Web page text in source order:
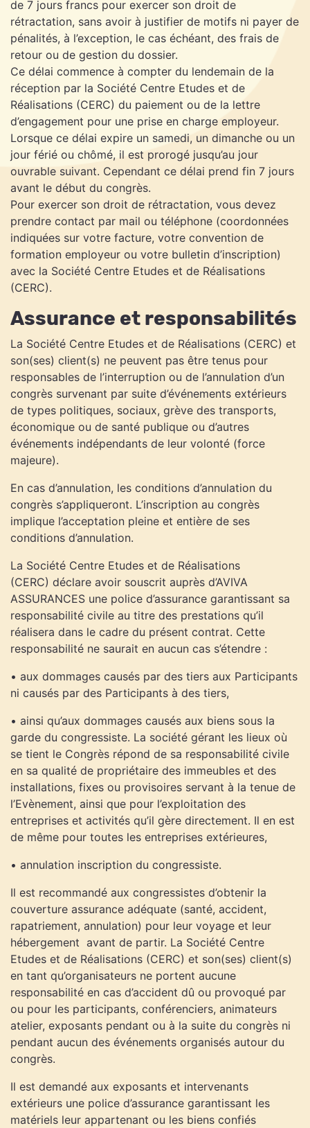
de 7 jours francs pour exercer son droit de
rétractation, sans avoir à justifier de motifs ni payer de
pénalités, à l’exception, le cas échéant, des frais de
retour ou de gestion du dossier.
Ce délai commence à compter du lendemain de la
réception par la Société Centre Etudes et de
Réalisations (CERC) du paiement ou de la lettre
d’engagement pour une prise en charge employeur.
Lorsque ce délai expire un samedi, un dimanche ou un
jour férié ou chômé, il est prorogé jusqu’au jour
ouvrable suivant. Cependant ce délai prend fin 7 jours
avant le début du congrès.
Pour exercer son droit de rétractation, vous devez
prendre contact par mail ou téléphone (coordonnées
indiquées sur votre facture, votre convention de
formation employeur ou votre bulletin d’inscription)
avec la Société Centre Etudes et de Réalisations
(CERC).
Assurance et responsabilités
La Société Centre Etudes et de Réalisations (CERC) et
son(ses) client(s) ne peuvent pas être tenus pour
responsables de l’interruption ou de l’annulation d’un
congrès survenant par suite d’événements extérieurs
de types politiques, sociaux, grève des transports,
économique ou de santé publique ou d’autres
événements indépendants de leur volonté (force
majeure).
En cas d’annulation, les conditions d’annulation du
congrès s’appliqueront. L’inscription au congrès
implique l’acceptation pleine et entière de ses
conditions d’annulation.
La Société Centre Etudes et de Réalisations
(CERC) déclare avoir souscrit auprès d’AVIVA
ASSURANCES une police d’assurance garantissant sa
responsabilité civile au titre des prestations qu’il
réalisera dans le cadre du présent contrat. Cette
responsabilité ne saurait en aucun cas s’étendre :
• aux dommages causés par des tiers aux Participants
ni causés par des Participants à des tiers,
• ainsi qu’aux dommages causés aux biens sous la
garde du congressiste. La société gérant les lieux où
se tient le Congrès répond de sa responsabilité civile
en sa qualité de propriétaire des immeubles et des
installations, fixes ou provisoires servant à la tenue de
l’Evènement, ainsi que pour l’exploitation des
entreprises et activités qu’il gère directement. Il en est
de même pour toutes les entreprises extérieures,
• annulation inscription du congressiste.
Il est recommandé aux congressistes d’obtenir la
couverture assurance adéquate (santé, accident,
rapatriement, annulation) pour leur voyage et leur
hébergement avant de partir. La Société Centre
Etudes et de Réalisations (CERC) et son(ses) client(s)
en tant qu’organisateurs ne portent aucune
responsabilité en cas d’accident dû ou provoqué par
ou pour les participants, conférenciers, animateurs
atelier, exposants pendant ou à la suite du congrès ni
pendant aucun des événements organisés autour du
congrès.
Il est demandé aux exposants et intervenants
extérieurs une police d’assurance garantissant les
matériels leur appartenant ou les biens confiés